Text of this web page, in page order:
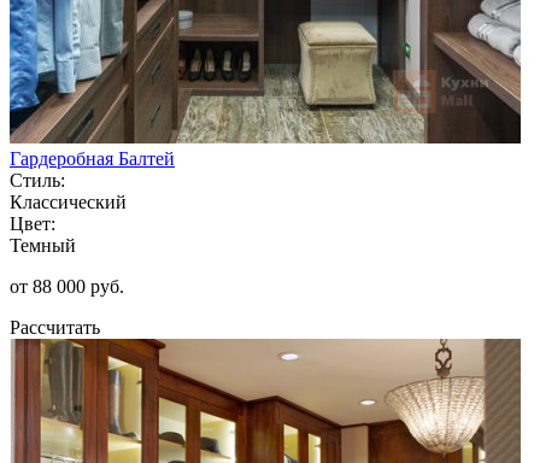
Гардеробная Балтей
Стиль:
Классический
Цвет:
Темный
от 88 000 руб.
Рассчитать